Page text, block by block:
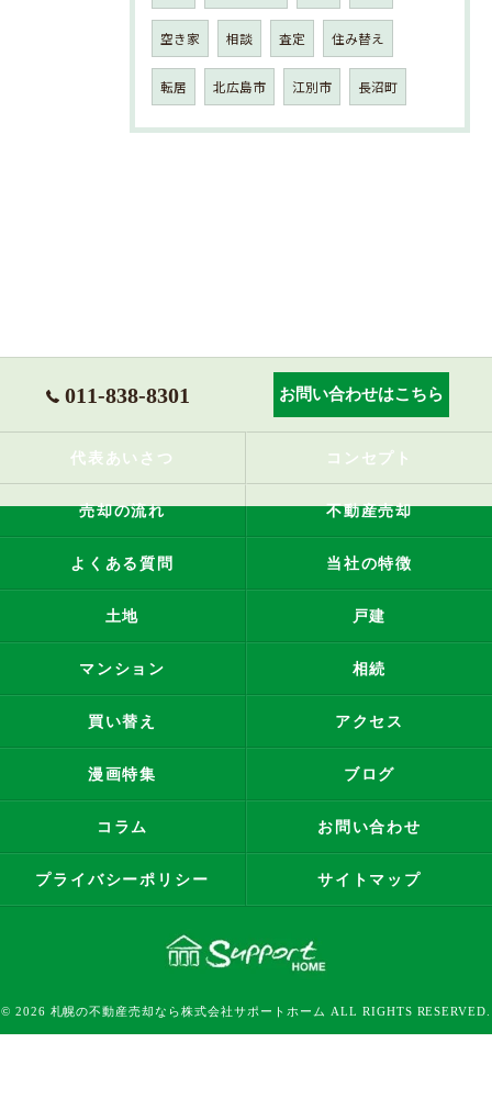
空き家 相談 査定 住み替え
転居 北広島市 江別市 長沼町
011-838-8301 お問い合わせはこちら
代表あいさつ コンセプト
売却の流れ 不動産売却
よくある質問 当社の特徴
土地 戸建
マンション 相続
買い替え アクセス
漫画特集 ブログ
コラム お問い合わせ
プライバシーポリシー サイトマップ
© 2026 札幌の不動産売却なら株式会社サポートホーム ALL RIGHTS RESERVED.